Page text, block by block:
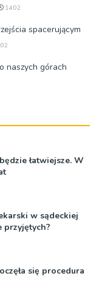
14:02
spacerującym
naszych górach
łatwiejsze. W
w sądeckiej
przyjętych?
się procedura